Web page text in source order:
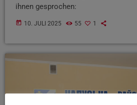
ihnen gesprochen:
today 10. JULI 2025 55 1